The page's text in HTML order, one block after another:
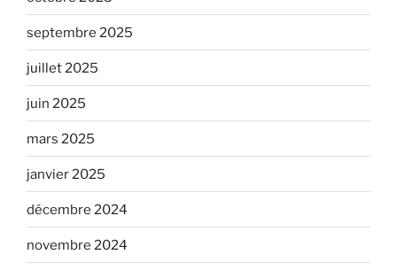
septembre 2025
juillet 2025
juin 2025
mars 2025
janvier 2025
décembre 2024
novembre 2024